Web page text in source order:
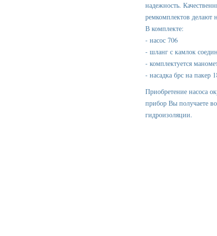
надежность.
ремкомплектов
В комплекте:
- насос 706
- шланг с камлок
- комплектуется
- насадка брс на пакер
Приобретение насоса
прибор Вы получаете
гидроизоляции.